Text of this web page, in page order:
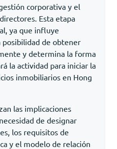
corporativa y el
Esta etapa
ya que influye
de obtener
y determina la forma
la actividad para iniciar la
inmobiliarios en Hong
las implicaciones
de designar
los requisitos de
y el modelo de relación